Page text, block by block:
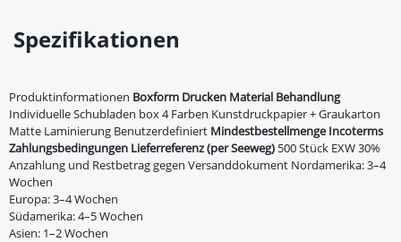
Spezifikationen
Produktinformationen Boxform Drucken Material Behandlung
Individuelle Schubladen box 4 Farben Kunstdruckpapier + Graukarton
Matte Laminierung Benutzerdefiniert Mindestbestellmenge Incoterms
Zahlungsbedingungen Lieferreferenz (per Seeweg) 500 Stück EXW 30%
Anzahlung und Restbetrag gegen Versanddokument Nordamerika: 3–4
Wochen
Europa: 3–4 Wochen
Südamerika: 4–5 Wochen
Asien: 1–2 Wochen